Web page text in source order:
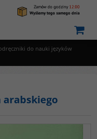
do nauki języków
arabskiego